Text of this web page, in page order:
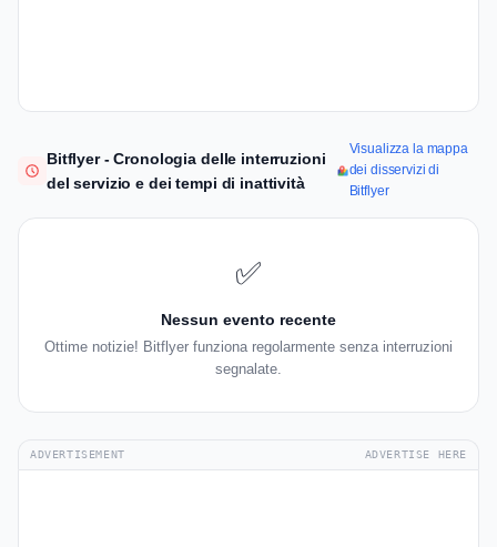
Bitflyer - Cronologia delle interruzioni
del servizio e dei tempi di inattività
Visualizza la mappa
dei disservizi di
Bitflyer
✅
Nessun evento recente
Ottime notizie! Bitflyer funziona regolarmente senza interruzioni
segnalate.
ADVERTISEMENT ADVERTISE HERE